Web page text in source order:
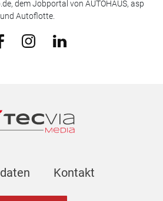
dem Jobportal von AUTOHAUS, asp
und Autoflotte.
Kontakt